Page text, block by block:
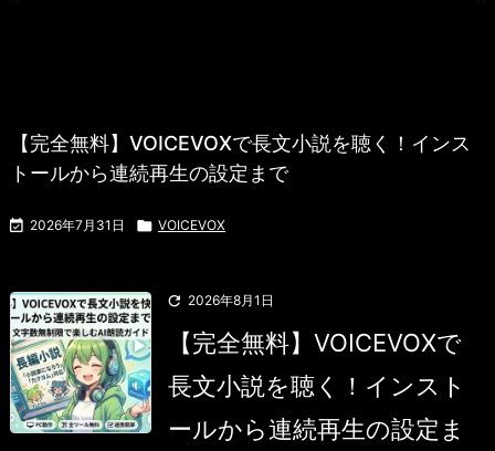
【完全無料】VOICEVOXで長文小説を聴く！インス
トールから連続再生の設定まで
 2026年7月31日  VOICEVOX
 2026年8月1日
【完全無料】VOICEVOXで
長文小説を聴く！インスト
ールから連続再生の設定ま